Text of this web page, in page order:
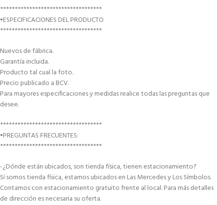
***********************************
•ESPECIFICACIONES DEL PRODUCTO
***********************************
Nuevos de fábrica.
Garantía incluida.
Producto tal cual la foto.
Precio publicado a BCV.
Para mayores especificaciones y medidas realice todas las preguntas que
desee.
***********************************
•PREGUNTAS FRECUENTES:
***********************************
-¿Dónde están ubicados, son tienda física, tienen estacionamiento?
Sí somos tienda física, estamos ubicados en Las Mercedes y Los Símbolos.
Contamos con estacionamiento gratuito frente al local. Para más detalles
de dirección es necesaria su oferta.